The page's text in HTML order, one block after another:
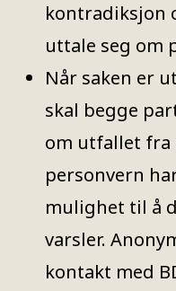
kontradiksjon
uttale seg om
Når saken er
skal begge
om utfallet fra
personvern
mulighet til å
varsler.
kontakt med